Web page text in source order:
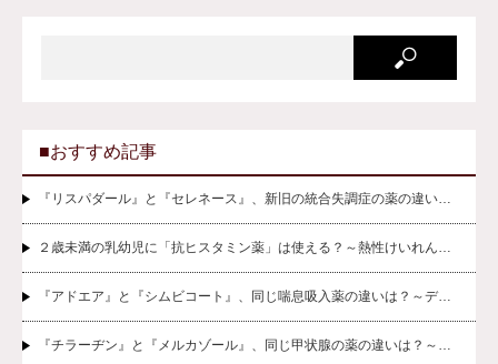
■おすすめ記事
『リスパダール』と『セレネース』、新旧の統合失調症の薬の違い…
２歳未満の乳幼児に「抗ヒスタミン薬」は使える？～熱性けいれん…
『アドエア』と『シムビコート』、同じ喘息吸入薬の違いは？～デ…
『チラーヂン』と『メルカゾール』、同じ甲状腺の薬の違いは？～…